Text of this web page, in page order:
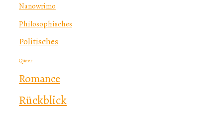
Nanowrimo
Philosophisches
Politisches
Queer
Romance
Rückblick